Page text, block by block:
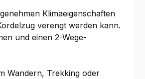
Klimaeigenschaften
verengt werden kann.
und einen 2-Wege-
Wandern, Trekking oder